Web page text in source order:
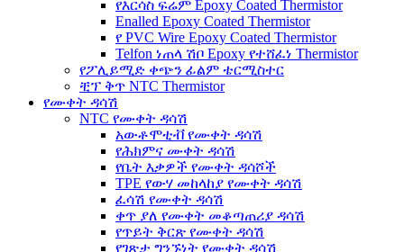
የእርሳስ ፍሬም Epoxy Coated Thermistor
Enalled Epoxy Coated Thermistor
የ PVC Wire Epoxy Coated Thermistor
Telfon ነጠላ ሽቦ Epoxy የተሸፈነ Thermistor
የፖሊይሚድ ቀጭን ፊልም ቴርሚስተር
ቺፕ ቅጥ NTC Thermistor
የሙቀት ዳሳሽ
NTC የሙቀት ዳሳሽ
አውቶሞቲቭ የሙቀት ዳሳሽ
የሕክምና ሙቀት ዳሳሽ
የቤት እቃዎች የሙቀት ዳሳሾች
TPE የውሃ መከላከያ የሙቀት ዳሳሽ
ፈሳሽ የሙቀት ዳሳሽ
ቀጥ ያለ የሙቀት መቆጣጠሪያ ዳሳሽ
የጥይት ቅርጽ የሙቀት ዳሳሽ
የገጽታ ግንኙነት የሙቀት ዳሳሽ